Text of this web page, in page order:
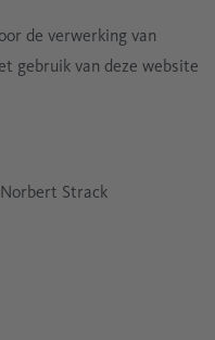
de verwerking van
gebruik van deze website
Strack